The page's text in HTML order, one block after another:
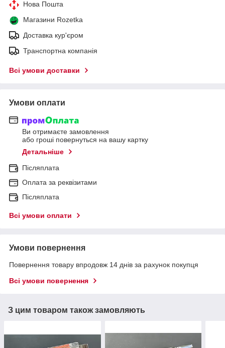
Нова Пошта
Магазини Rozetka
Доставка кур'єром
Транспортна компанія
Всі умови доставки
Умови оплати
Ви отримаєте замовлення
або гроші повернуться на вашу картку
Детальніше
Післяплата
Оплата за реквізитами
Післяплата
Всі умови оплати
Умови повернення
Повернення товару впродовж 14 днів за рахунок покупця
Всі умови повернення
З цим товаром також замовляють